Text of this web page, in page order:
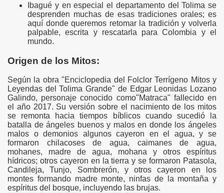
Ibagué y en especial el departamento del Tolima se
desprenden muchas de esas tradiciones orales; es
aquí donde queremos retomar la tradición y volverla
palpable, escrita y rescatarla para Colombia y el
mundo.
Origen de los Mitos:
Según la obra "Enciclopedia del Folclor Terrígeno Mitos y
Leyendas del Tolima Grande" de Edgar Leonidas Lozano
Galindo, personaje conocido como"Matraca" fallecido en
el año 2017. Su versión sobre el nacimiento de los mitos
se remonta hacia tiempos bíblicos cuando sucedió la
batalla de ángeles buenos y malos en donde los ángeles
malos o demonios algunos cayeron en el agua, y se
formaron chilacoses de agua, caimanes de agua,
mohanes, madre de agua, mohana y otros espíritus
hídricos; otros cayeron en la tierra y se formaron Patasola,
Candileja, Tunjo, Sombrerón, y otros cayeron en los
montes formando madre monte, ninfas de la montaña y
espíritus del bosque, incluyendo las brujas.